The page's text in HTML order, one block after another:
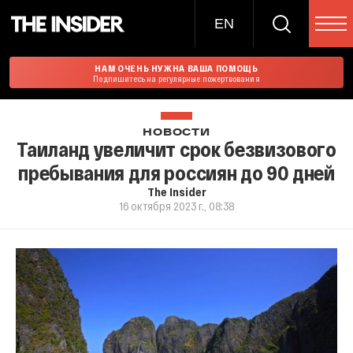
EN
НАМ ОЧЕНЬ НУЖНА ВАША ПОМОЩЬ
Подпишитесь на регулярные пожертвования
НОВОСТИ
Таиланд увеличит срок безвизового
пребывания для россиян до 90 дней
The Insider
16 октября 2023 г., 08:38